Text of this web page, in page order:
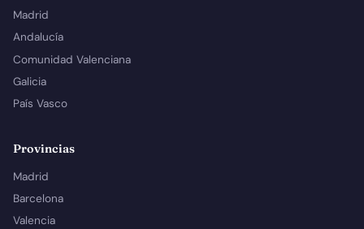
Madrid
Andalucía
Comunidad Valenciana
Galicia
País Vasco
Provincias
Madrid
Barcelona
Valencia